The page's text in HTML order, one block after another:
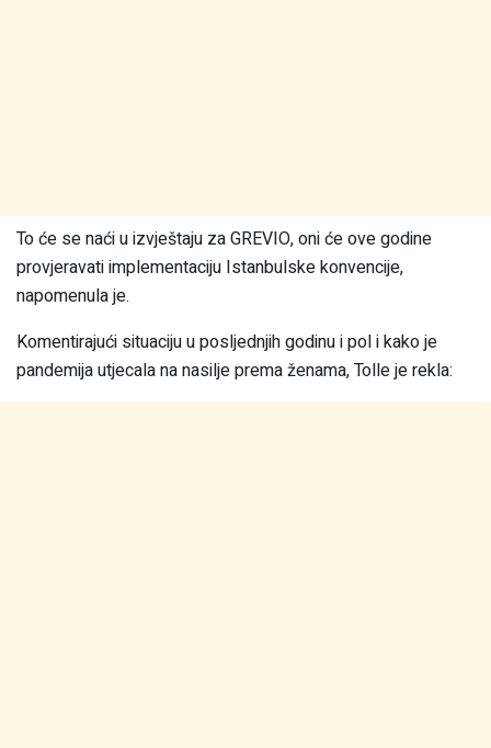
To će se naći u izvještaju za GREVIO, oni će ove godine
provjeravati implementaciju Istanbulske konvencije,
napomenula je.
Komentirajući situaciju u posljednjih godinu i pol i kako je
pandemija utjecala na nasilje prema ženama, Tolle je rekla: